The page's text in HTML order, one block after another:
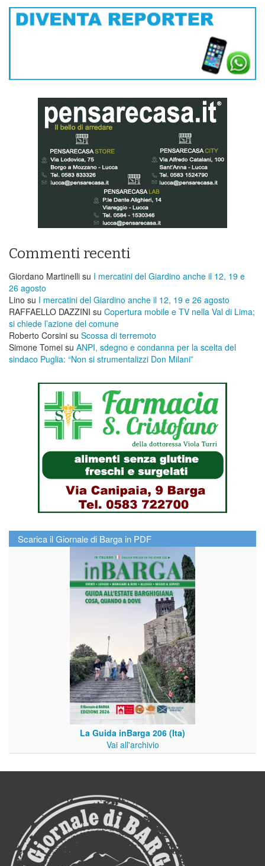
Commenti recenti
Giordano Martinelli su I mercatini del Giardino anche il 12, 19 e
26 agosto
Lino su I mercatini del Giardino anche il 12, 19 e 26 agosto
RAFFAELLO DAZZINI su ​Copertura mobile e TV nella Val di Lima;
si chiede l’azione del comune
Roberto Corsini su Scossa di terremoto
Simone Tomei su ANPI, sdegno e condanna per la scelta del
sindaco Puglia: “Non si strumentalizzi Don Milani”
Scarica il Giornale di Barga in PDF
La Guida inBarga 206 (Ita)
Vai all'archivio